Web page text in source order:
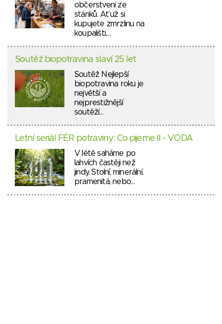
občerstvení ze
stánků. Ať už si
kupujete zmrzlinu na
koupališti,…
Soutěž biopotravina slaví 25 let
Soutěž Nejlepší
biopotravina roku je
největší a
nejprestižnější
soutěží…
Letní seriál FÉR potraviny: Co pijeme II - VODA
V létě saháme po
lahvích častěji než
jindy. Stolní, minerální,
pramenitá, nebo…